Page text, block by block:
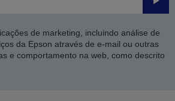
Enviar
de marketing, incluindo análise de
da Epson através de e-mail ou outras
e comportamento na web, como descrito